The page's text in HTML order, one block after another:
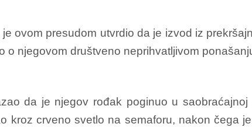
ovom presudom utvrdio da je izvod iz
o njegovom društveno neprihvatljivom
da je njegov rođak poginuo u
kroz crveno svetlo na semaforu, nakon čega